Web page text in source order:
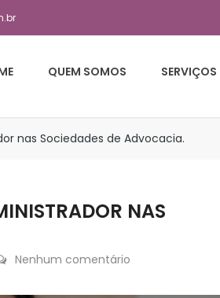
QUEM SOMOS
nas Sociedades de Advocacia.
NAS
Nenhum comentário